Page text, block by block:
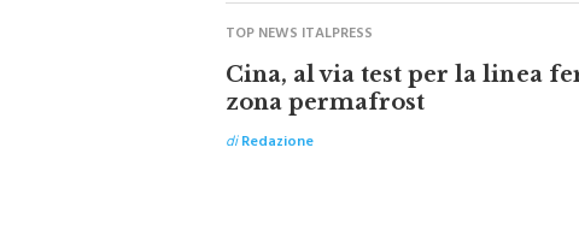
TOP NEWS ITALPRESS
Cina, al via test per la linea
zona permafrost
di Redazione